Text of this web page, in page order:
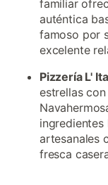
familiar
auténtica
famoso por
excelente
Pizzería L'
estrellas
artesanales
fresca